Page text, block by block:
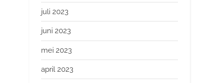
juli 2023
juni 2023
mei 2023
april 2023